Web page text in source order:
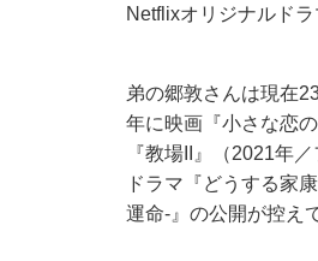
Netflixオリジナルド
弟の郷敦さんは現在
年に映画『小さな恋
『教場II』（2021年
ドラマ『どうする家
運命-』の公開が控え